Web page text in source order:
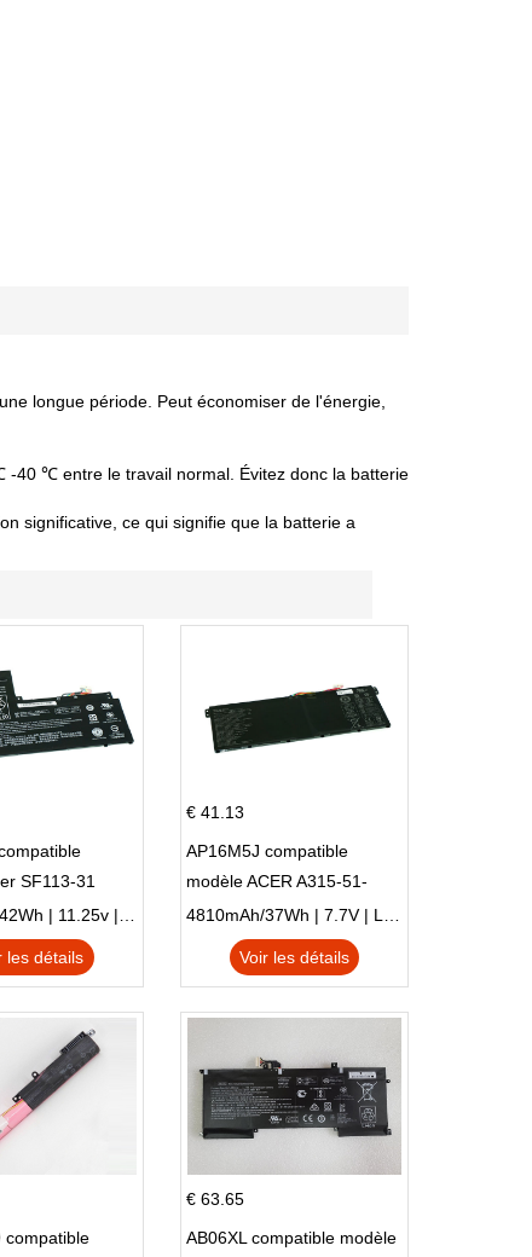
longue période. Peut économiser de l'énergie,
40 ℃ entre le travail normal. Évitez donc la batterie
significative, ce qui signifie que la batterie a
SF113-31
les détails
€ 41.13
AP16M5J compatible
modèle ACER A315-51-
51SL N17Q1 SERIES
Voir les détails
compatible
€ 63.65
AB06XL compatible modèle